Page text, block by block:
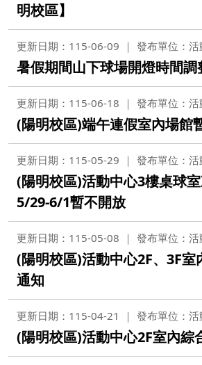
明校區】
更新日期：115-06-09 發布單位：活
暑假期間山下球場開燈時間調
更新日期：115-06-18 發布單位：活
(陽明校區)端午連假室內場館
更新日期：115-05-29 發布單位：活
(陽明校區)活動中心3樓桌球室
5/29-6/1暫不開放
更新日期：115-05-08 發布單位：活
(陽明校區)活動中心2F、3F室
通知
更新日期：115-04-21 發布單位：活
(陽明校區)活動中心2F室內綜